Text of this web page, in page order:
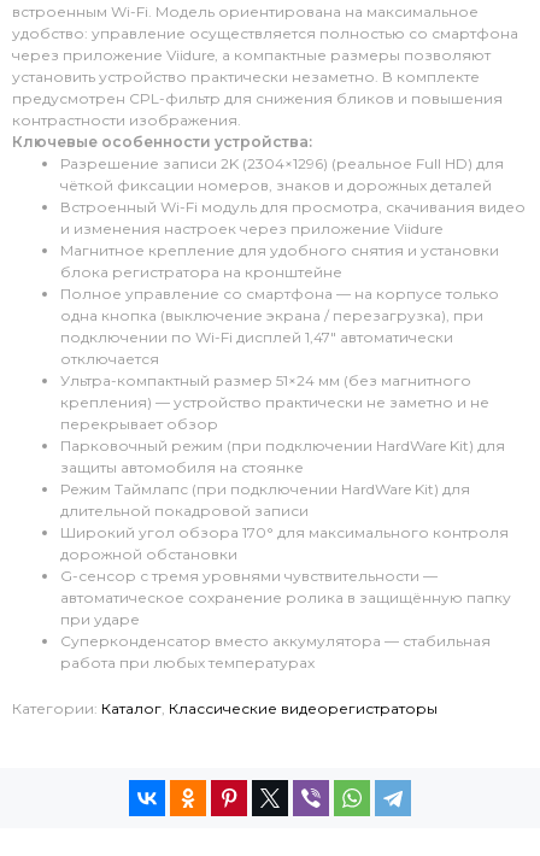
встроенным Wi-Fi. Модель ориентирована на максимальное
удобство: управление осуществляется полностью со смартфона
через приложение Viidure, а компактные размеры позволяют
установить устройство практически незаметно. В комплекте
предусмотрен CPL-фильтр для снижения бликов и повышения
контрастности изображения.
Ключевые особенности устройства:
Разрешение записи 2K (2304×1296) (реальное Full HD) для
чёткой фиксации номеров, знаков и дорожных деталей
Встроенный Wi-Fi модуль для просмотра, скачивания видео
и изменения настроек через приложение Viidure
Магнитное крепление для удобного снятия и установки
блока регистратора на кронштейне
Полное управление со смартфона — на корпусе только
одна кнопка (выключение экрана / перезагрузка), при
подключении по Wi-Fi дисплей 1,47" автоматически
отключается
Ультра-компактный размер 51×24 мм (без магнитного
крепления) — устройство практически не заметно и не
перекрывает обзор
Парковочный режим (при подключении HardWare Kit) для
защиты автомобиля на стоянке
Режим Таймлапс (при подключении HardWare Kit) для
длительной покадровой записи
Широкий угол обзора 170° для максимального контроля
дорожной обстановки
G-сенсор с тремя уровнями чувствительности —
автоматическое сохранение ролика в защищённую папку
при ударе
Суперконденсатор вместо аккумулятора — стабильная
работа при любых температурах
Категории: Каталог Классические видеорегистраторы